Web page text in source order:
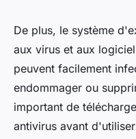
De plus, le système
aux virus et aux
peuvent facilement
endommager ou
important de
antivirus avant